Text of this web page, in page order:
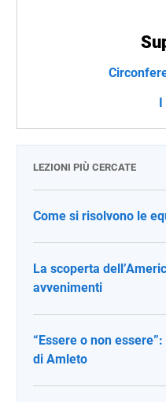
I
LEZIONI PIÙ CERCATE
Come si risolvono le
La scoperta
avvenimenti
“Essere o non
di Amleto